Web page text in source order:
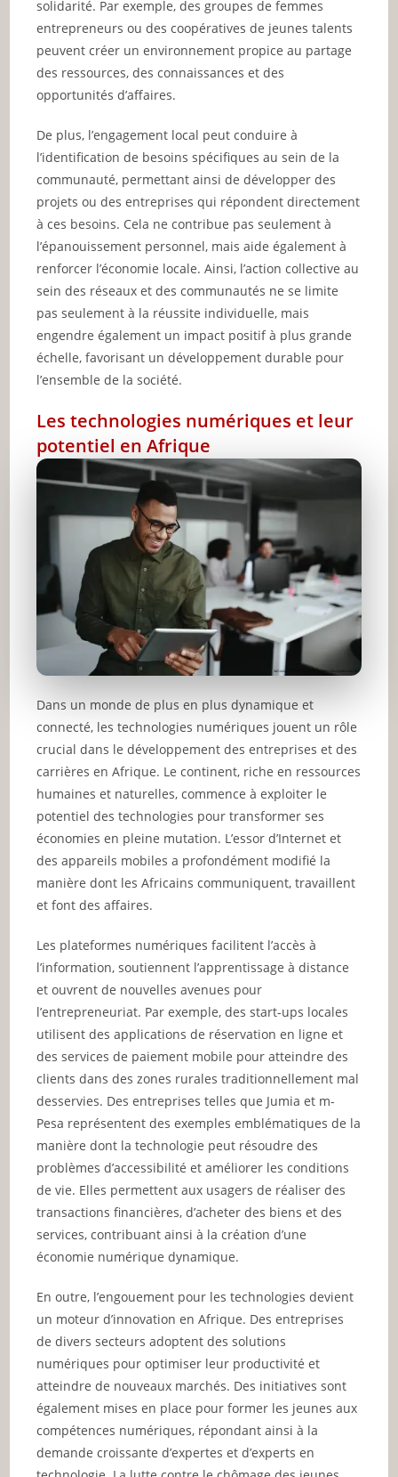
solidarité. Par exemple, des groupes de femmes
entrepreneurs ou des coopératives de jeunes talents
peuvent créer un environnement propice au partage
des ressources, des connaissances et des
opportunités d’affaires.
De plus, l’engagement local peut conduire à
l’identification de besoins spécifiques au sein de la
communauté, permettant ainsi de développer des
projets ou des entreprises qui répondent directement
à ces besoins. Cela ne contribue pas seulement à
l’épanouissement personnel, mais aide également à
renforcer l’économie locale. Ainsi, l’action collective au
sein des réseaux et des communautés ne se limite
pas seulement à la réussite individuelle, mais
engendre également un impact positif à plus grande
échelle, favorisant un développement durable pour
l’ensemble de la société.
Les technologies numériques et leur
potentiel en Afrique
Dans un monde de plus en plus dynamique et
connecté, les technologies numériques jouent un rôle
crucial dans le développement des entreprises et des
carrières en Afrique. Le continent, riche en ressources
humaines et naturelles, commence à exploiter le
potentiel des technologies pour transformer ses
économies en pleine mutation. L’essor d’Internet et
des appareils mobiles a profondément modifié la
manière dont les Africains communiquent, travaillent
et font des affaires.
Les plateformes numériques facilitent l’accès à
l’information, soutiennent l’apprentissage à distance
et ouvrent de nouvelles avenues pour
l’entrepreneuriat. Par exemple, des start-ups locales
utilisent des applications de réservation en ligne et
des services de paiement mobile pour atteindre des
clients dans des zones rurales traditionnellement mal
desservies. Des entreprises telles que Jumia et m-
Pesa représentent des exemples emblématiques de la
manière dont la technologie peut résoudre des
problèmes d’accessibilité et améliorer les conditions
de vie. Elles permettent aux usagers de réaliser des
transactions financières, d’acheter des biens et des
services, contribuant ainsi à la création d’une
économie numérique dynamique.
En outre, l’engouement pour les technologies devient
un moteur d’innovation en Afrique. Des entreprises
de divers secteurs adoptent des solutions
numériques pour optimiser leur productivité et
atteindre de nouveaux marchés. Des initiatives sont
également mises en place pour former les jeunes aux
compétences numériques, répondant ainsi à la
demande croissante d’expertes et d’experts en